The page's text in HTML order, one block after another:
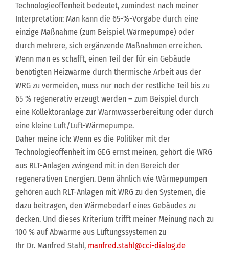
Technologieoffenheit bedeutet, zumindest nach meiner
Interpretation: Man kann die 65-%-Vorgabe durch eine
einzige Maßnahme (zum Beispiel Wärmepumpe) oder
durch mehrere, sich ergänzende Maßnahmen erreichen.
Wenn man es schafft, einen Teil der für ein Gebäude
benötigten Heizwärme durch thermische Arbeit aus der
WRG zu vermeiden, muss nur noch der restliche Teil bis zu
65 % regenerativ erzeugt werden – zum Beispiel durch
eine Kollektoranlage zur Warmwasserbereitung oder durch
eine kleine Luft/Luft-Wärmepumpe.
Daher meine ich: Wenn es die Politiker mit der
Technologieoffenheit im GEG ernst meinen, gehört die WRG
aus RLT-Anlagen zwingend mit in den Bereich der
regenerativen Energien. Denn ähnlich wie Wärmepumpen
gehören auch RLT-Anlagen mit WRG zu den Systemen, die
dazu beitragen, den Wärmebedarf eines Gebäudes zu
decken. Und dieses Kriterium trifft meiner Meinung nach zu
100 % auf Abwärme aus Lüftungssystemen zu
Ihr Dr. Manfred Stahl, manfred.stahl@cci-dialog.de